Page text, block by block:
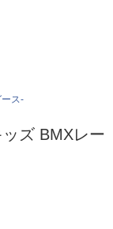
ス-
ズ BMXレー